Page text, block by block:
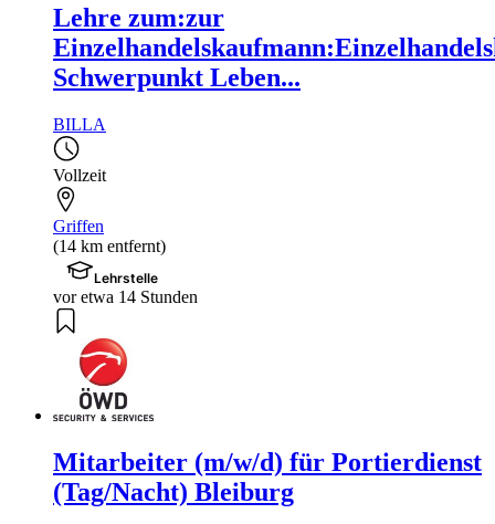
Lehre zum:zur
Schwerpunkt Leben...
BILLA
Vollzeit
Griffen
(14 km entfernt)
Lehrstelle
vor etwa 14 Stunden
Mitarbeiter (m/w/d) für Portierdienst
(Tag/Nacht) Bleiburg